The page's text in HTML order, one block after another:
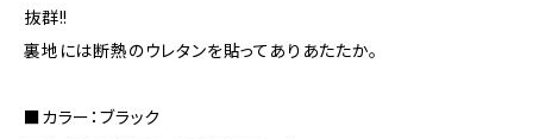
抜群!!
裏地には断熱のウレタンを貼ってありあたたか。
■カラー：ブラック